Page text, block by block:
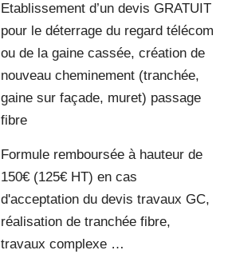
Etablissement d’un devis GRATUIT
pour le déterrage du regard télécom
ou de la gaine cassée, création de
nouveau cheminement (tranchée,
gaine sur façade, muret) passage
fibre
Formule remboursée à hauteur de
150€ (125€ HT) en cas
d'acceptation du devis travaux GC,
réalisation de tranchée fibre,
travaux complexe …